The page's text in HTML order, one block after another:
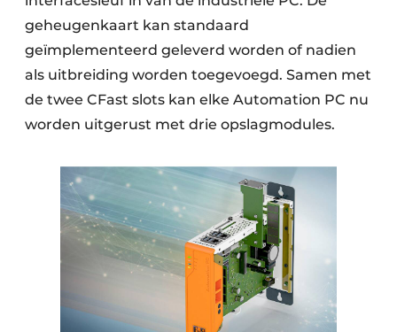
geheugenkaart kan standaard
geïmplementeerd geleverd worden of nadien
als uitbreiding worden toegevoegd. Samen met
de twee CFast slots kan elke Automation PC nu
worden uitgerust met drie opslagmodules.